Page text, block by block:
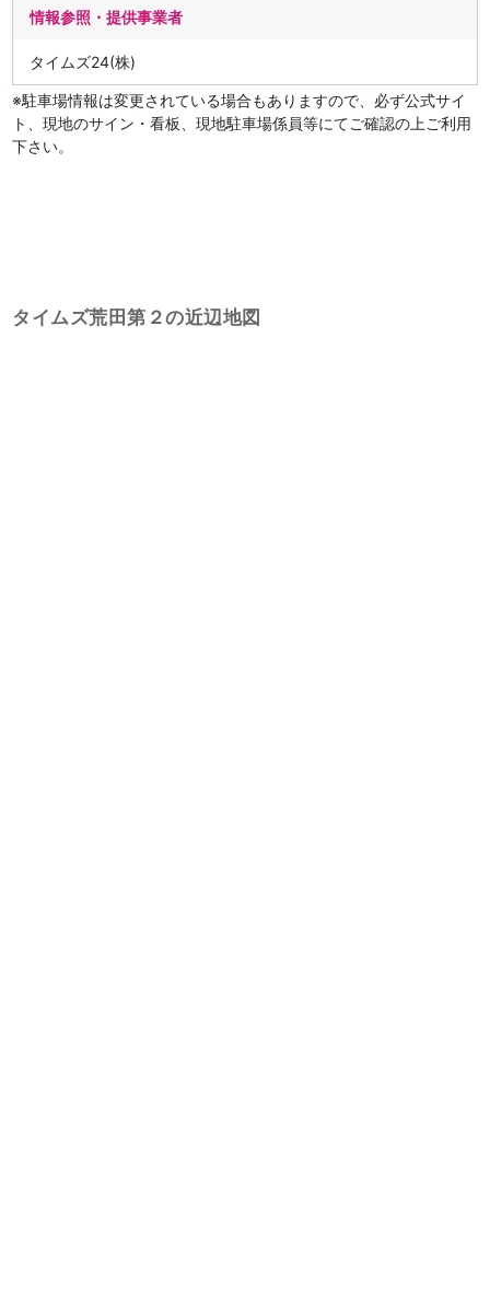
情報参照・提供事業者
タイムズ24(株)
※駐車場情報は変更されている場合もありますので、必ず公式サイ
ト、現地のサイン・看板、現地駐車場係員等にてご確認の上ご利用
下さい。
タイムズ荒田第２の近辺地図